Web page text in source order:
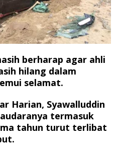
berharap agar ahli
hilang dalam
selamat.
Harian, Syawalluddin
termasuk
tahun turut terlibat